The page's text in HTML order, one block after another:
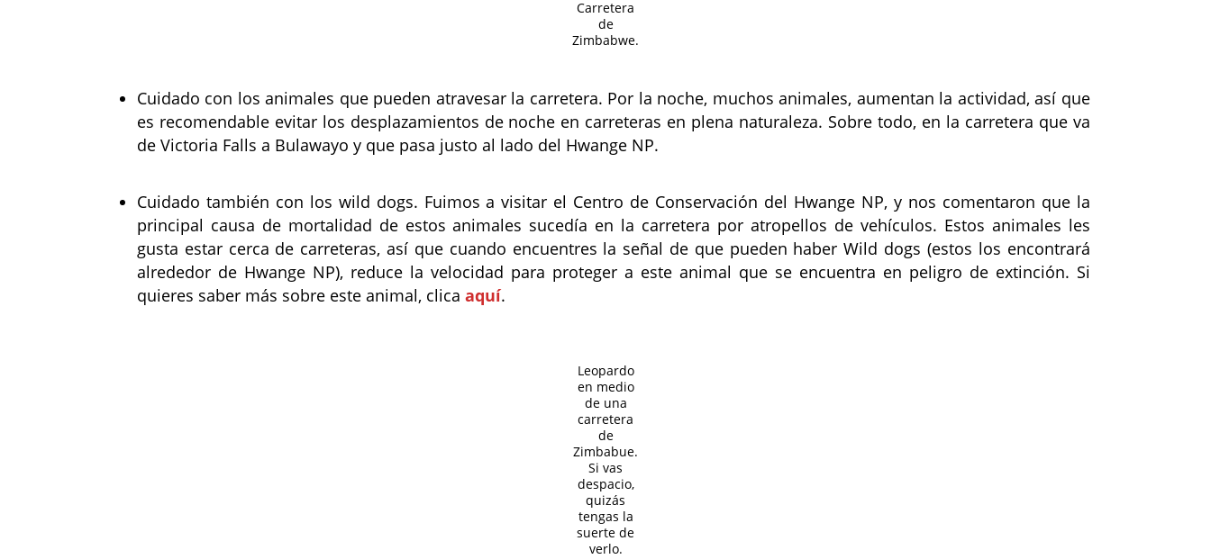
Carretera
de
Zimbabwe.
Cuidado con los animales que pueden atravesar la carretera. Por la noche, muchos animales, aumentan la actividad, así que
es recomendable evitar los desplazamientos de noche en carreteras en plena naturaleza. Sobre todo, en la carretera que va
de Victoria Falls a Bulawayo y que pasa justo al lado del Hwange NP.
Cuidado también con los wild dogs. Fuimos a visitar el Centro de Conservación del Hwange NP, y nos comentaron que la
principal causa de mortalidad de estos animales sucedía en la carretera por atropellos de vehículos. Estos animales les
gusta estar cerca de carreteras, así que cuando encuentres la señal de que pueden haber Wild dogs (estos los encontrará
alrededor de Hwange NP), reduce la velocidad para proteger a este animal que se encuentra en peligro de extinción. Si
quieres saber más sobre este animal, clica aquí.
Leopardo
en medio
de una
carretera
de
Zimbabue.
Si vas
despacio,
quizás
tengas la
suerte de
verlo.